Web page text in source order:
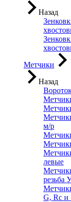
Назад
Метчики
Назад
м/р
левые
резьба
G, Rc и